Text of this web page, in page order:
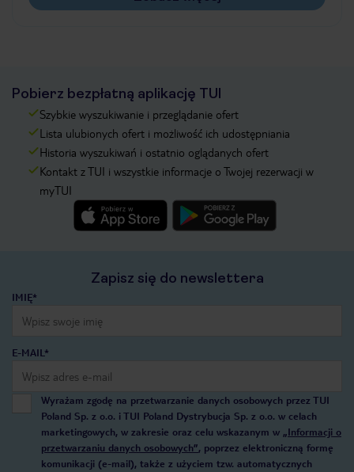
Pobierz bezpłatną aplikację TUI
Szybkie wyszukiwanie i przeglądanie ofert
Lista ulubionych ofert i możliwość ich udostępniania
Historia wyszukiwań i ostatnio oglądanych ofert
Kontakt z TUI i wszystkie informacje o Twojej rezerwacji w
myTUI
Zapisz się do newslettera
IMIĘ*
E-MAIL*
Wyrażam zgodę na przetwarzanie danych osobowych przez TUI
Poland Sp. z o.o. i TUI Poland Dystrybucja Sp. z o.o. w celach
marketingowych, w zakresie oraz celu wskazanym w „Informacji o
przetwarzaniu danych osobowych”, poprzez elektroniczną formę
komunikacji (e-mail), także z użyciem tzw. automatycznych